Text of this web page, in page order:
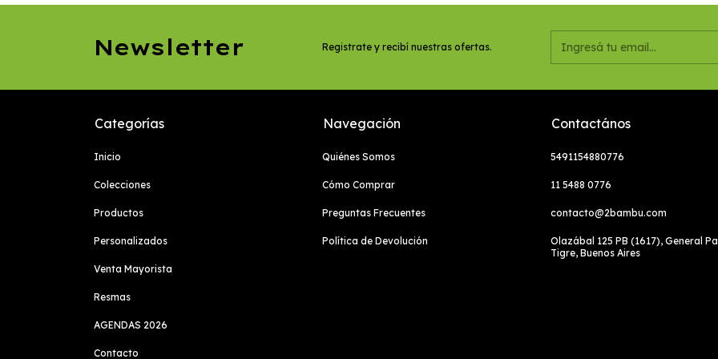
Newsletter Registrate y recibí nuestras ofertas.
Categorías
Inicio
Colecciones
Productos
Personalizados
Venta Mayorista
Resmas
AGENDAS 2026
Contacto
Navegación
Quiénes Somos
Cómo Comprar
Preguntas Frecuentes
Política de Devolución
Contactános
5491154880776
11 5488 0776
contacto@2bambu.com
Olazábal 125 PB (1617), General
Tigre, Buenos Aires